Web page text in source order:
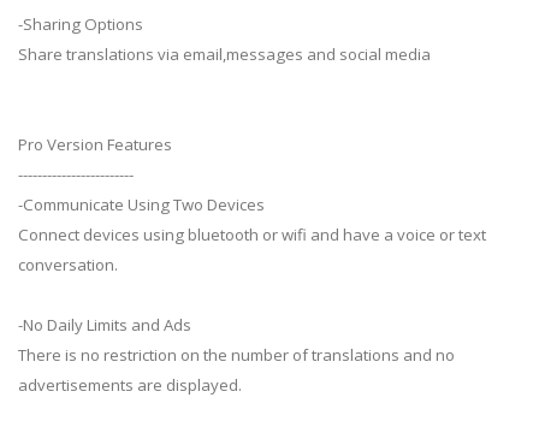
-Sharing Options
Share translations via email,messages and social media
Pro Version Features
------------------------
-Communicate Using Two Devices
Connect devices using bluetooth or wifi and have a voice or text
conversation.
-No Daily Limits and Ads
There is no restriction on the number of translations and no
advertisements are displayed.